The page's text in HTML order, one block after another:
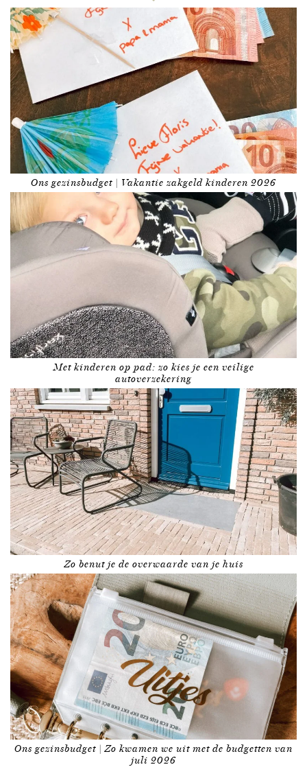
Ons gezinsbudget | Vakantie zakgeld kinderen 2026
Met kinderen op pad: zo kies je een veilige
autoverzekering
Zo benut je de overwaarde van je huis
Ons gezinsbudget | Zo kwamen we uit met de budgetten van
juli 2026